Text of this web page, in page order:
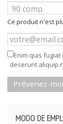
Ce produit n'est
Enim quis
deserunt aliquip
Prévenez-
MODO DE